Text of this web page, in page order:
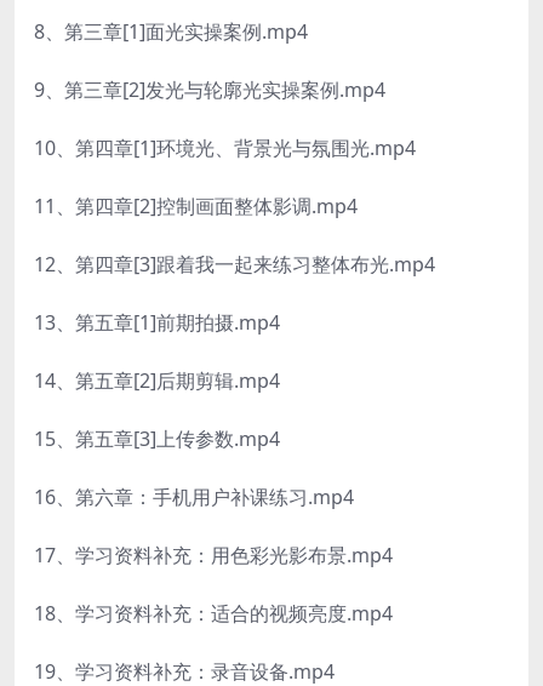
8、第三章[1]面光实操案例.mp4
9、第三章[2]发光与轮廓光实操案例.mp4
10、第四章[1]环境光、背景光与氛围光.mp4
11、第四章[2]控制画面整体影调.mp4
12、第四章[3]跟着我一起来练习整体布光.mp4
13、第五章[1]前期拍摄.mp4
14、第五章[2]后期剪辑.mp4
15、第五章[3]上传参数.mp4
16、第六章：手机用户补课练习.mp4
17、学习资料补充：用色彩光影布景.mp4
18、学习资料补充：适合的视频亮度.mp4
19、学习资料补充：录音设备.mp4